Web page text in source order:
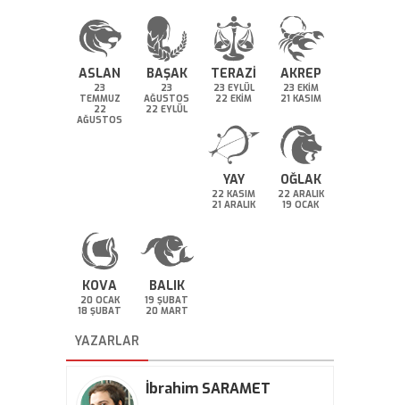
ASLAN
23
TEMMUZ
22
AĞUSTOS
BAŞAK
23
AĞUSTOS
22 EYLÜL
TERAZİ
23 EYLÜL
22 EKİM
AKREP
23 EKİM
21 KASIM
YAY
22 KASIM
21 ARALIK
OĞLAK
22 ARALIK
19 OCAK
KOVA
20 OCAK
18 ŞUBAT
BALIK
19 ŞUBAT
20 MART
YAZARLAR
İbrahim SARAMET